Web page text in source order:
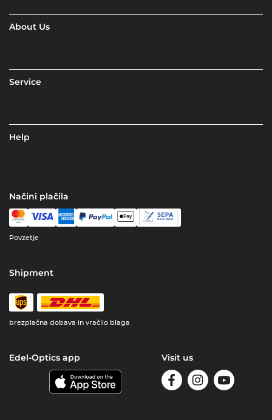
About Us
Service
Help
Načini plačila
Povzetje
Shipment
brezplačna dobava in vračilo blaga
Edel-Optics app Visit us